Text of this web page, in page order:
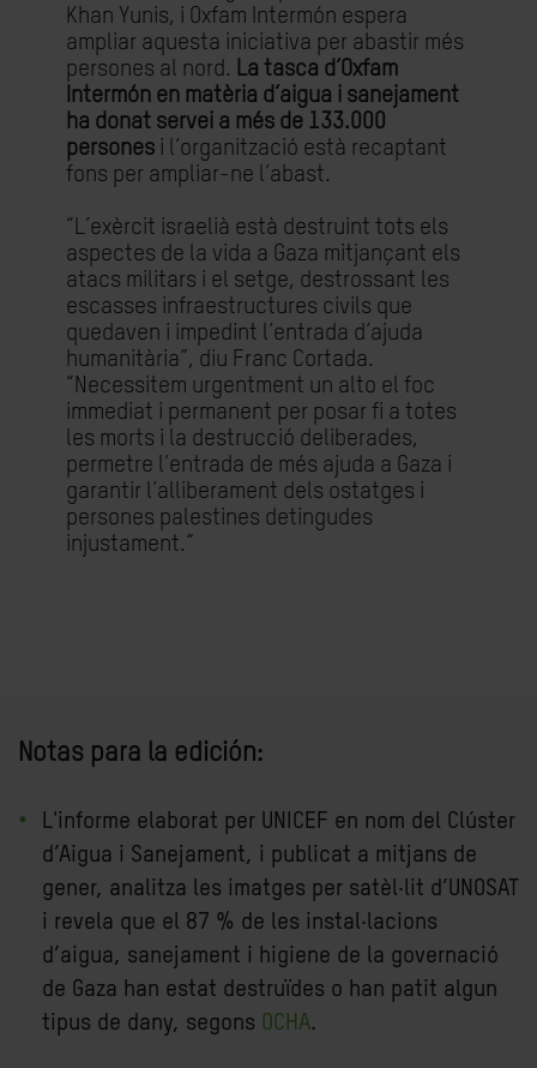
Khan Yunis, i Oxfam Intermón espera
ampliar aquesta iniciativa per abastir més
persones al nord. La tasca d’Oxfam
Intermón en matèria d’aigua i sanejament
ha donat servei a més de 133.000
persones i l’organització està recaptant
fons per ampliar-ne l’abast.
“L’exèrcit israelià està destruint tots els
aspectes de la vida a Gaza mitjançant els
atacs militars i el setge, destrossant les
escasses infraestructures civils que
quedaven i impedint l’entrada d’ajuda
humanitària”, diu Franc Cortada.
“Necessitem urgentment un alto el foc
immediat i permanent per posar fi a totes
les morts i la destrucció deliberades,
permetre l’entrada de més ajuda a Gaza i
garantir l’alliberament dels ostatges i
persones palestines detingudes
injustament.”
Notas para la edición:
L'informe elaborat per UNICEF en nom del Clúster
d’Aigua i Sanejament, i publicat a mitjans de
gener, analitza les imatges per satèl·lit d’UNOSAT
i revela que el 87 % de les instal·lacions
d’aigua, sanejament i higiene de la governació
de Gaza han estat destruïdes o han patit algun
tipus de dany, segons OCHA.